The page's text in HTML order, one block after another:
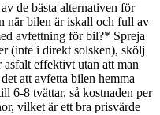
de bästa alternativen för
när bilen är iskall och full av
avfettning för bil?* Spreja
(inte i direkt solsken), skölj
effektivt utan att man
att avfetta bilen hemma
6-8 tvättar, så kostnaden per
vilket är ett bra prisvärde